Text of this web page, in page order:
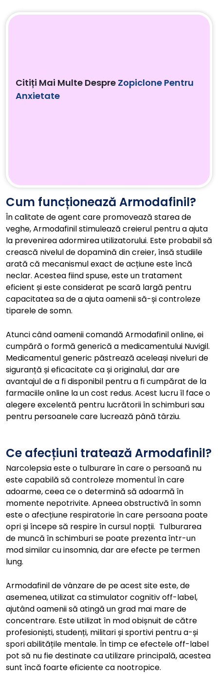
Citiți Mai Multe Despre Zopiclone Pentru
Anxietate
Cum funcționează Armodafinil?
În calitate de agent care promovează starea de
veghe, Armodafinil stimulează creierul pentru a ajuta
la prevenirea adormirea utilizatorului. Este probabil să
crească nivelul de dopamină din creier, însă studiile
arată că mecanismul exact de acțiune este încă
neclar. Acestea fiind spuse, este un tratament
eficient și este considerat pe scară largă pentru
capacitatea sa de a ajuta oamenii să-și controleze
tiparele de somn.
Atunci când oamenii comandă Armodafinil online, ei
cumpără o formă generică a medicamentului Nuvigil.
Medicamentul generic păstrează aceleași niveluri de
siguranță și eficacitate ca și originalul, dar are
avantajul de a fi disponibil pentru a fi cumpărat de la
farmaciile online la un cost redus. Acest lucru îl face o
alegere excelentă pentru lucrătorii în schimburi sau
pentru persoanele care lucrează până târziu.
Ce afecțiuni tratează Armodafinil?
Narcolepsia este o tulburare în care o persoană nu
este capabilă să controleze momentul în care
adoarme, ceea ce o determină să adoarmă în
momente nepotrivite. Apneea obstructivă în somn
este o afecțiune respiratorie în care persoana poate
opri și începe să respire în cursul nopții. Tulburarea
de muncă în schimburi se poate prezenta într-un
mod similar cu insomnia, dar are efecte pe termen
lung.
Armodafinil de vânzare de pe acest site este, de
asemenea, utilizat ca stimulator cognitiv off-label,
ajutând oamenii să atingă un grad mai mare de
concentrare. Este utilizat în mod obișnuit de către
profesioniști, studenți, militari și sportivi pentru a-și
spori abilitățile mentale. În timp ce efectele off-label
pot să nu fie destinate ca utilizare principală, acestea
sunt încă foarte eficiente ca nootropice.